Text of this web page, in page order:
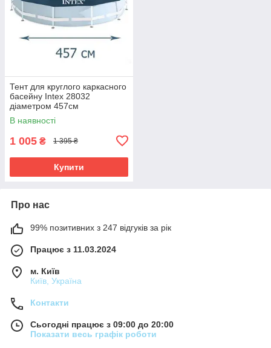
Тент для круглого каркасного
басейну Intex 28032
діаметром 457см
В наявності
1 005 ₴ 1 395 ₴
Купити
Про нас
99% позитивних з 247 відгуків за рік
Працює з 11.03.2024
м. Київ
Київ, Україна
Контакти
Сьогодні працює з 09:00 до 20:00
Показати весь графік роботи